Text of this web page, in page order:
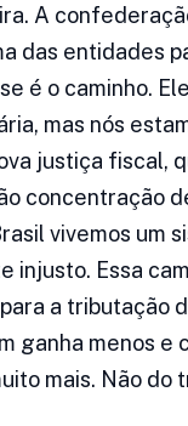
A
das entidades
é o caminho.
mas nós
justiça fiscal,
concentração
vivemos um
injusto. Essa
a tributação
ganha menos e
mais. Não do